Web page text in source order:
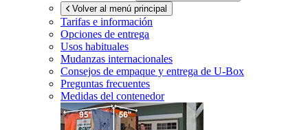
Volver al menú principal
Tarifas e información
Opciones de entrega
Usos habituales
Mudanzas internacionales
Consejos de empaque y entrega de U-Box
Preguntas frecuentes
Medidas del contenedor